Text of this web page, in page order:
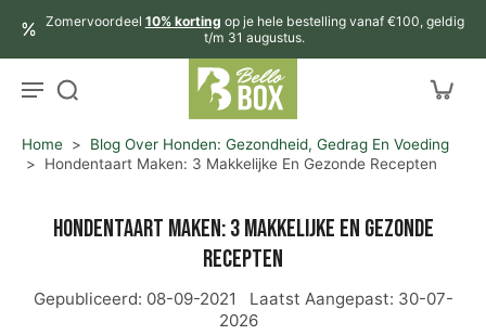
Zomervoordeel 10% korting op je hele bestelling vanaf €100, geldig
t/m 31 augustus.
Home >
Blog Over Honden: Gezondheid, Gedrag En Voeding
>
Hondentaart Maken: 3 Makkelijke En Gezonde Recepten
Hondentaart maken: 3 makkelijke en gezonde
recepten
Gepubliceerd: 08-09-2021 Laatst Aangepast: 30-07-
2026